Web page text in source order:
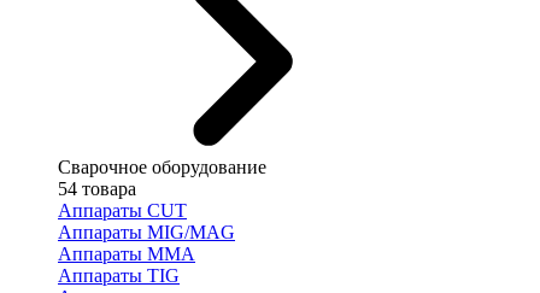
Сварочное оборудование
54 товара
Аппараты CUT
Аппараты MIG/MAG
Аппараты MMA
Аппараты TIG